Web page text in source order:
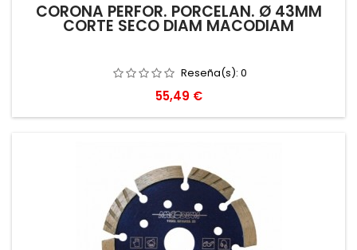
CORONA PERFOR. PORCELAN. Ø 43MM
CORTE SECO DIAM MACODIAM
Reseña(s): 0
Precio
55,49 €